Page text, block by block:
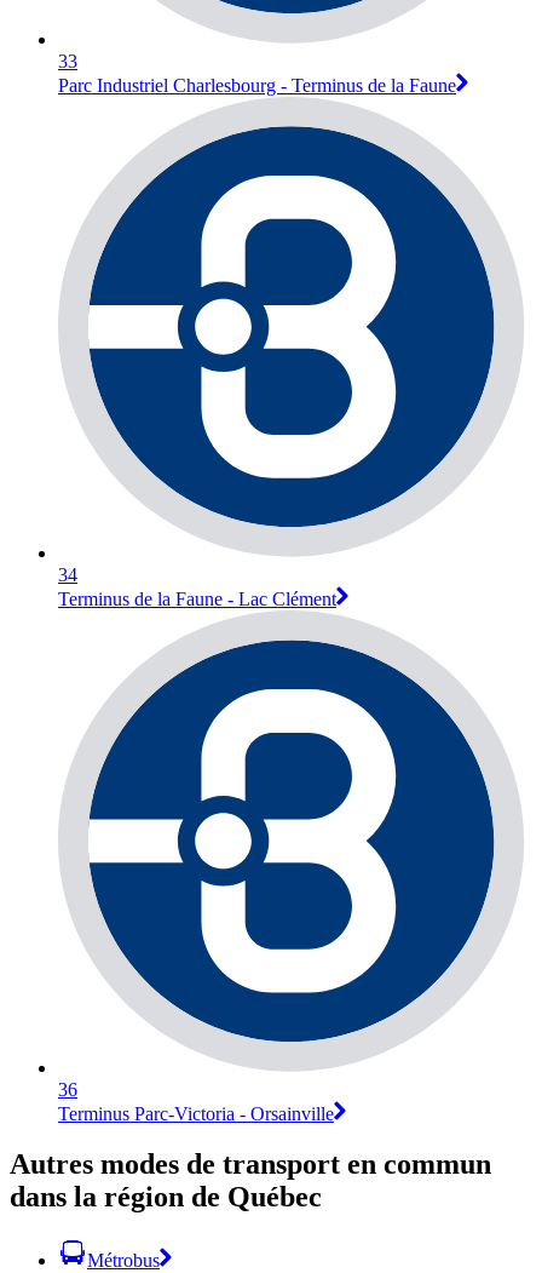
33
Parc Industriel Charlesbourg - Terminus de la Faune
34
Terminus de la Faune - Lac Clément
36
Terminus Parc-Victoria - Orsainville
Autres modes de transport en commun
dans la région de Québec
Métrobus